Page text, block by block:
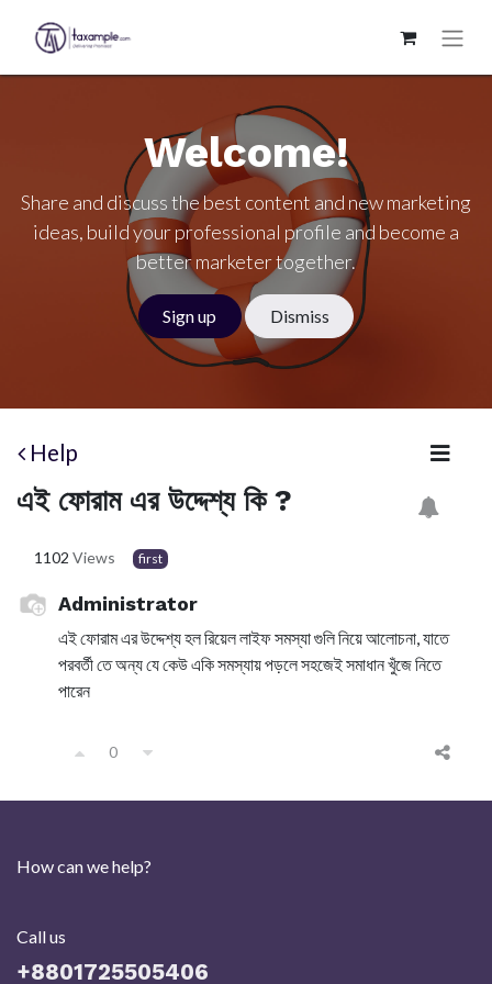
Welcome!
Share and discuss the best content and new marketing
ideas, build your professional profile and become a
better marketer together.
Sign up Dismiss
Help
এই ফোরাম এর উদ্দেশ্য কি ?
1102 Views first
Administrator
এই ফোরাম এর উদ্দেশ্য হল রিয়েল লাইফ সমস্যা গুলি নিয়ে আলোচনা, যাতে
পরবর্তী তে অন্য যে কেউ একি সমস্যায় পড়লে সহজেই সমাধান খুঁজে নিতে
পারেন
0
How can we help?
Call us
+8801725505406​